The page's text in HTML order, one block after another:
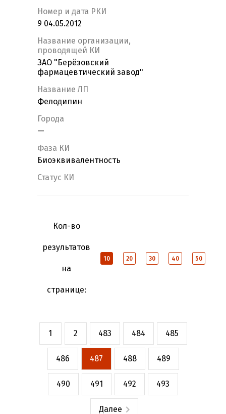
Номер и дата РКИ
9 04.05.2012
Название организации,
проводящей КИ
ЗАО "Берёзовский
фармацевтический завод"
Название ЛП
Фелодипин
Города
—
Фаза КИ
Биоэквивалентность
Статус КИ
Кол-во
результатов
на
странице:
10 20 30 40 50
1 2 483 484 485
486 487 488 489
490 491 492 493
Далее